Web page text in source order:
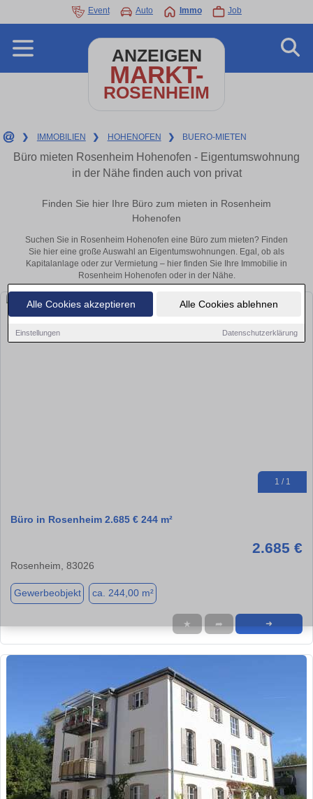
Alle Cookies akzeptieren Alle Cookies ablehnen
Einstellungen Datenschutzerklärung
Event Auto Immo Job
ANZEIGEN
MARKT-
ROSENHEIM
❯ IMMOBILIEN ❯ HOHENOFEN ❯ BUERO-MIETEN
Büro mieten Rosenheim Hohenofen - Eigentumswohnung
in der Nähe finden auch von privat
Finden Sie hier Ihre Büro zum mieten in Rosenheim
Hohenofen
Suchen Sie in Rosenheim Hohenofen eine Büro zum mieten? Finden
Sie hier eine große Auswahl an Eigentumswohnungen. Egal, ob als
Kapitalanlage oder zur Vermietung – hier finden Sie Ihre Immobilie in
Rosenheim Hohenofen oder in der Nähe.
1 / 1
Büro in Rosenheim 2.685 € 244 m²
2.685 €
Rosenheim, 83026
Gewerbeobjekt ca. 244,00 m²
★ ➦ ➜